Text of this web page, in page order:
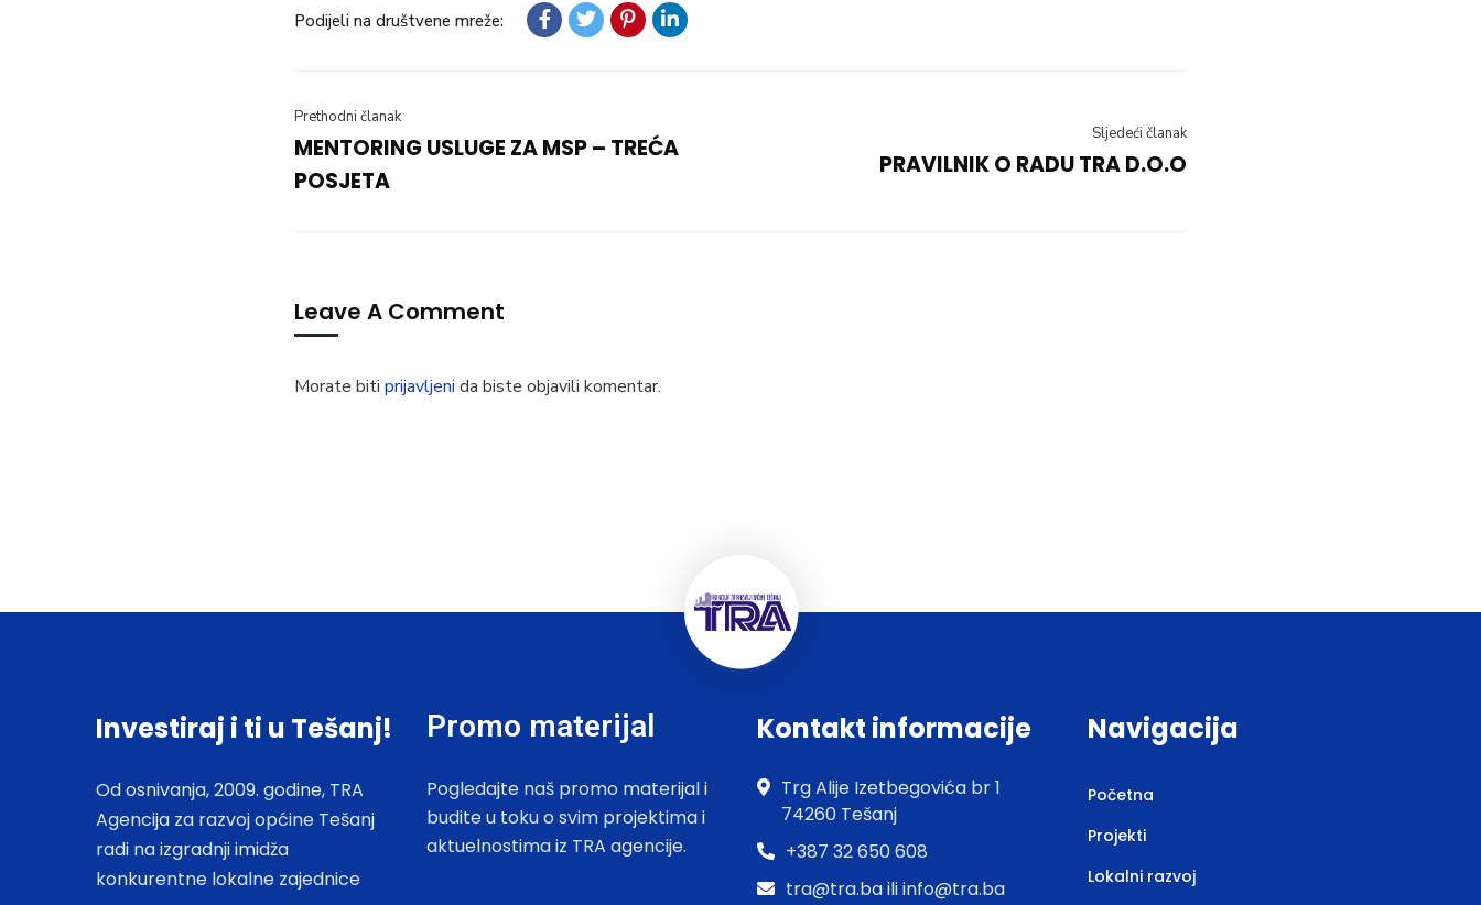
Podijeli na društvene mreže:
Prethodni članak
MENTORING USLUGE ZA MSP – TREĆA
POSJETA
Sljedeći članak
PRAVILNIK O RADU TRA D.O.O
Leave A Comment
Morate biti prijavljeni da biste objavili komentar.
Investiraj i ti u Tešanj!
Od osnivanja, 2009. godine, TRA
Agencija za razvoj općine Tešanj
radi na izgradnji imidža
konkurentne lokalne zajednice
Promo materijal
Pogledajte naš promo materijal i
budite u toku o svim projektima i
aktuelnostima iz TRA agencije.
Kontakt informacije
Trg Alije Izetbegovića br 1
74260 Tešanj
+387 32 650 608
tra@tra.ba ili info@tra.ba
Navigacija
Početna
Projekti
Lokalni razvoj